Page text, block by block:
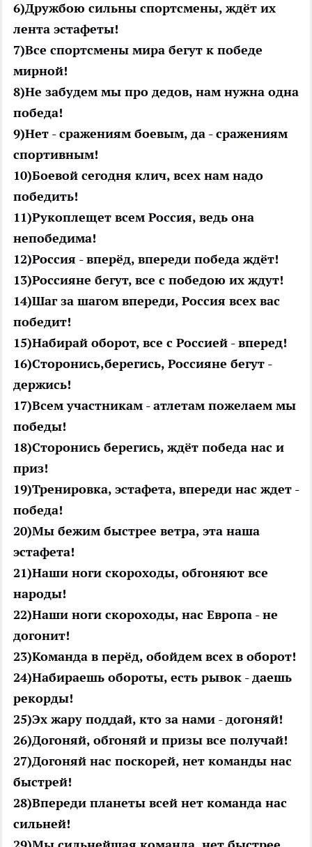
6)Дружбою сильны спортсмены, ждёт их
лента эстафеты!
7)Все спортсмены мира бегут к победе
мирной!
8)Не забудем мы про дедов, нам нужна одна
победа!
9)Нет - сражениям боевым, да - сражениям
спортивным!
10)Боевой сегодня клич, всех нам надо
победить!
11)Рукоплещет всем Россия, ведь она
непобедима!
12)Россия - вперёд, впереди победа ждёт!
13)Россияне бегут, все с победою их ждут!
14)Шаг за шагом впереди, Россия всех вас
победит!
15)Набирай оборот, все с Россией - вперед!
16)Сторонись,берегись, Россияне бегут -
держись!
17)Всем участникам - атлетам пожелаем мы
победы!
18)Сторонись берегись, ждёт победа нас и
приз!
19)Тренировка, эстафета, впереди нас ждет -
победа!
20)Мы бежим быстрее ветра, эта наша
эстафета!
21)Наши ноги скороходы, обгоняют все
народы!
22)Наши ноги скороходы, нас Европа - не
догонит!
23)Команда в перёд, обойдем всех в оборот!
24)Набираешь обороты, есть рывок - даешь
рекорды!
25)Эх жару поддай, кто за нами - догоняй!
26)Догоняй, обгоняй и призы все получай!
27)Догоняй нас поскорей, нет команды нас
быстрей!
28)Впереди планеты всей нет команда нас
сильней!